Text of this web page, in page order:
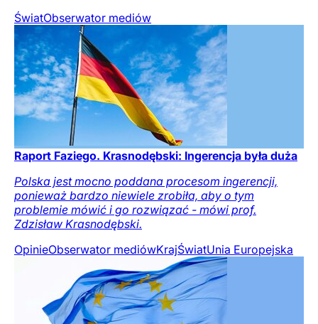
ŚwiatObserwator mediów
Raport Faziego. Krasnodębski: Ingerencja była duża
Polska jest mocno poddana procesom ingerencji,
ponieważ bardzo niewiele zrobiła, aby o tym
problemie mówić i go rozwiązać - mówi prof.
Zdzisław Krasnodębski.
OpinieObserwator mediówKrajŚwiatUnia Europejska